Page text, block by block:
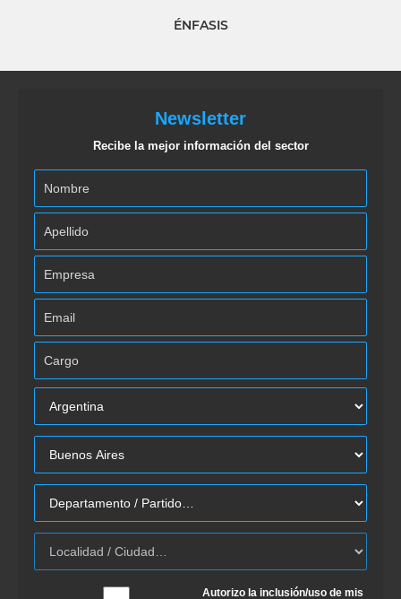
ÉNFASIS
Newsletter
Recibe la mejor información del sector
Autorizo la inclusión/uso de mis